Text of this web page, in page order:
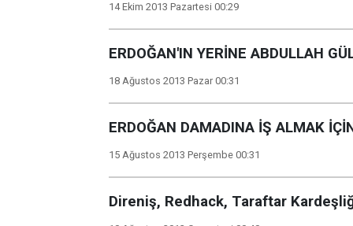
14 Ekim 2013 Pazartesi 00:29
ERDOĞAN'IN YERİNE ABDULLAH
18 Ağustos 2013 Pazar 00:31
ERDOĞAN DAMADINA İŞ ALMAK
15 Ağustos 2013 Perşembe 00:31
Direniş, Redhack, Taraftar